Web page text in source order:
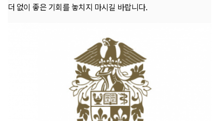
더 없이 좋은 기회를 놓치지 마시길 바랍니다.